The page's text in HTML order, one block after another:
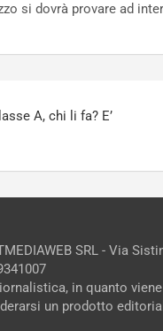
si dovrà provare ad
A, chi li fa? E’
SRL - Via
in quanto
un prodotto